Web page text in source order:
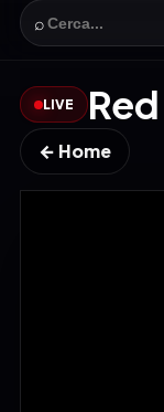
⌕
LIVE
← Home